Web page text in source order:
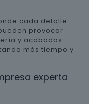
cada detalle
provocar
y acabados
más tiempo y
experta